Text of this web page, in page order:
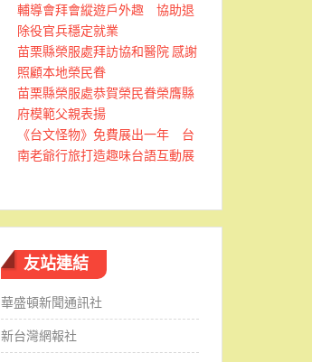
輔導會拜會縱遊戶外趣 協助退
除役官兵穩定就業
苗栗縣榮服處拜訪協和醫院 感謝
照顧本地榮民眷
苗栗縣榮服處恭賀榮民眷榮膺縣
府模範父親表揚
《台文怪物》免費展出一年 台
南老爺行旅打造趣味台語互動展
友站連結
華盛頓新聞通訊社
新台灣網報社